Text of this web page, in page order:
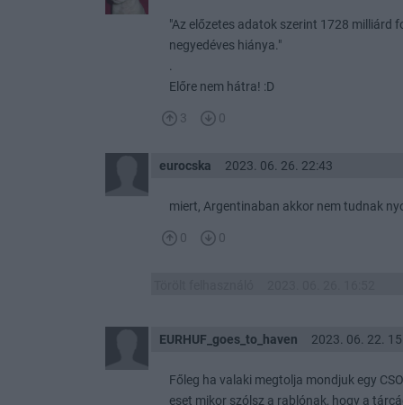
"Az előzetes adatok szerint 1728 milliárd
negyedéves hiánya."
.
Előre nem hátra! :D
3 0
eurocska 2023. 06. 26. 22:43
miert, Argentinaban akkor nem tudnak
0 0
EURHUF_goes_to_haven 2023. 06. 22.
Főleg ha valaki megtolja mondjuk egy
eset mikor szólsz a rablónak, hogy a